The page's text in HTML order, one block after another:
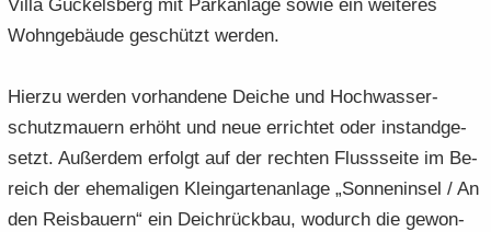
Villa Gü­ckels­berg mit Park­an­la­ge sowie ein wei­te­res
Wohn­ge­bäu­de ge­schützt wer­den.
Hier­zu wer­den vor­han­de­ne Dei­che und Hoch­was­ser­
schutz­mau­ern er­höht und neue er­rich­tet oder in­stand­ge­
setzt. Au­ßer­dem er­folgt auf der rech­ten Fluss­sei­te im Be­
reich der ehe­ma­li­gen Klein­gar­ten­an­la­ge „Son­nen­in­sel / An
den Reis­bau­ern“ ein Deich­rück­bau, wo­durch die ge­won­